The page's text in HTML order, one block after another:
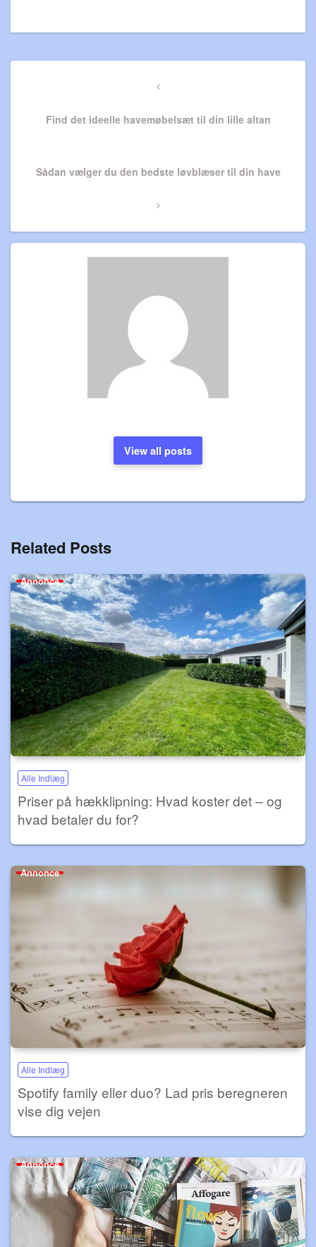
Indlægsnavigation
Previous
Find det ideelle havemøbelsæt til din lille altan
Next
Sådan vælger du den bedste løvblæser til din have
View all posts
Related Posts
Annonce
Alle Indlæg
Priser på hækklipning: Hvad koster det – og
hvad betaler du for?
Annonce
Alle Indlæg
Spotify family eller duo? Lad pris beregneren
vise dig vejen
Annonce